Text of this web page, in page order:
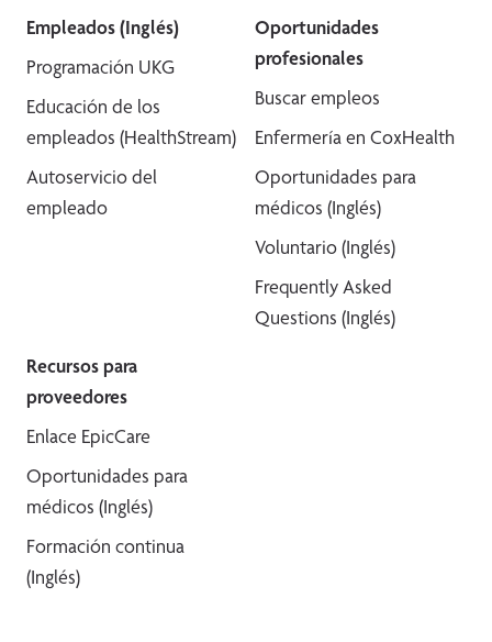
Empleados (Inglés)
Programación UKG
Educación de los
empleados (HealthStream)
Autoservicio del
empleado
Oportunidades
profesionales
Buscar empleos
Enfermería en CoxHealth
Oportunidades para
médicos (Inglés)
Voluntario (Inglés)
Frequently Asked
Questions (Inglés)
Recursos para
proveedores
Enlace EpicCare
Oportunidades para
médicos (Inglés)
Formación continua
(Inglés)